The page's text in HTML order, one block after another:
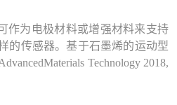
作为电极材料或增强材料来支持
的传感器。基于石墨烯的运动型
Technology 2018,